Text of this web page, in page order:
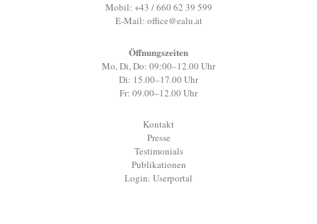
Mobil: +43 / 660 62 39 599
E-Mail: office@ealu.at
Öffnungszeiten
Mo, Di, Do: 09:00–12.00 Uhr
Di: 15.00–17.00 Uhr
Fr: 09.00–12.00 Uhr
Kontakt
Presse
Testimonials
Publikationen
Login: Userportal